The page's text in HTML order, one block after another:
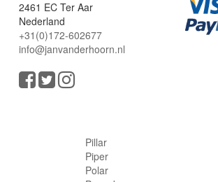
2461 EC Ter Aar
Nederland
+31(0)172-602677
info@janvanderhoorn.nl
Pillar
Piper
Polar